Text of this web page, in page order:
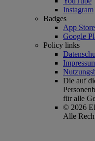
Instagram
Badges
App Store
Google
Policy links
Die auf
für alle
© 2026
Alle